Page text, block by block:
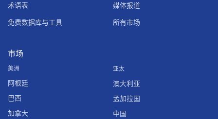
术语表
免费数据库与工具
媒体报道
所有市场
市场
美洲
阿根廷
巴西
加拿大
亚太
澳大利亚
孟加拉国
中国